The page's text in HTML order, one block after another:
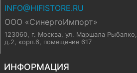
INFO@HIFISTORE.RU
ООО «СинергоИмпорт»
123060, г. Москва, ул. Маршала Рыбалко,
д.2, корп.6, помещение 617
ИНФОРМАЦИЯ